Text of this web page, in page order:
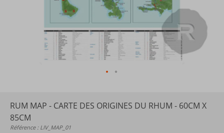
RUM MAP - CARTE DES ORIGINES DU RHUM - 60CM X
85CM
Référence : LIV_MAP_01